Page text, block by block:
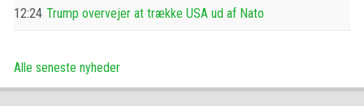
12:24 Trump overvejer at trække USA ud af Nato
Alle seneste nyheder